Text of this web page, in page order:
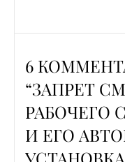
6
“ЗАПРЕТ
РАБОЧЕГО
И ЕГО
УСТАНОВКА